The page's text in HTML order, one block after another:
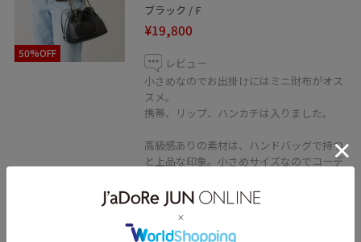
50%OFF
ブラック / F
¥19,800
レビュー
小さめなのでお出掛けにはミニ財布がオス
スメ。
携帯、リップ、ハンカチは入りました。
高級感ありの素材は、ハンドバッグで持つ
と上品な印象。小さめサイズなのでコーデ
す。
持ち手のチェーンは片側に寄せて長く出来